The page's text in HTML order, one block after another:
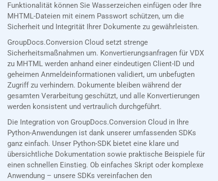
Funktionalität können Sie Wasserzeichen einfügen oder Ihre
MHTML-Dateien mit einem Passwort schützen, um die
Sicherheit und Integrität Ihrer Dokumente zu gewährleisten.
GroupDocs.Conversion Cloud setzt strenge
Sicherheitsmaßnahmen um. Konvertierungsanfragen für VDX
zu MHTML werden anhand einer eindeutigen Client-ID und
geheimen Anmeldeinformationen validiert, um unbefugten
Zugriff zu verhindern. Dokumente bleiben während der
gesamten Verarbeitung geschützt, und alle Konvertierungen
werden konsistent und vertraulich durchgeführt.
Die Integration von GroupDocs.Conversion Cloud in Ihre
Python-Anwendungen ist dank unserer umfassenden SDKs
ganz einfach. Unser Python-SDK bietet eine klare und
übersichtliche Dokumentation sowie praktische Beispiele für
einen schnellen Einstieg. Ob einfaches Skript oder komplexe
Anwendung – unsere SDKs vereinfachen den